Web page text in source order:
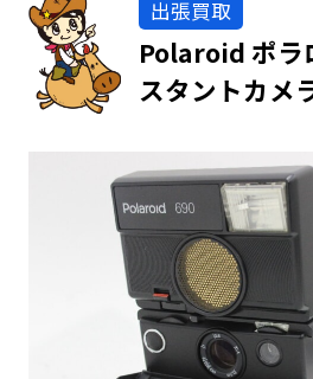
出張買取
Polaroid ポラ
スタントカメ